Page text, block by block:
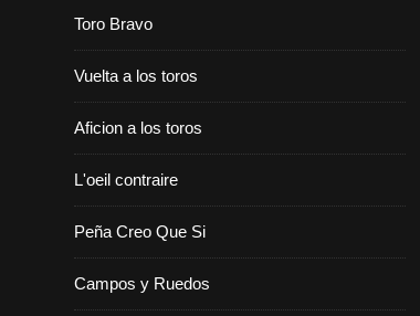
Toro Bravo
Vuelta a los toros
Aficion a los toros
L'oeil contraire
Peña Creo Que Si
Campos y Ruedos